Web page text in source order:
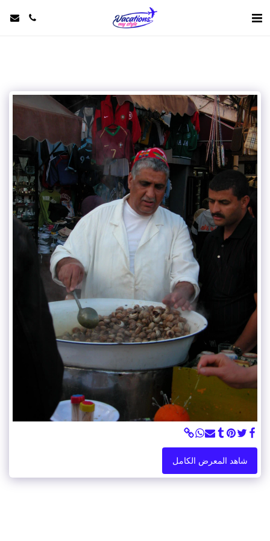
شاهد المعرض الكامل